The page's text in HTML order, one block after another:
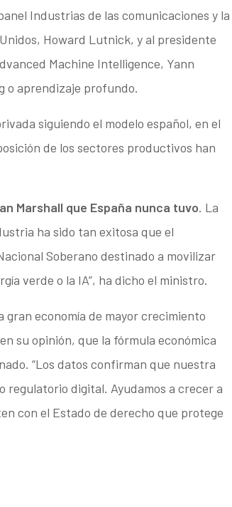
Industrias de las comunicaciones y la
Howard Lutnick, y al presidente
Machine Intelligence, Yann
o aprendizaje profundo.
siguiendo el modelo español, en el
de los sectores productivos han
Marshall que España nunca tuvo. La
ha sido tan exitosa que el
Soberano destinado a movilizar
verde o la IA”, ha dicho el ministro.
economía de mayor crecimiento
su opinión, que la fórmula económica
“Los datos confirman que nuestra
regulatorio digital. Ayudamos a crecer a
con el Estado de derecho que protege